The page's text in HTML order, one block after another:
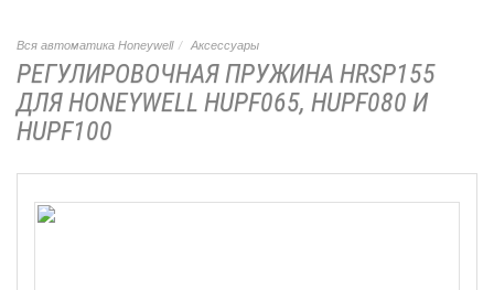
Вся автоматика Honeywell Аксессуары
РЕГУЛИРОВОЧНАЯ ПРУЖИНА HRSP155
ДЛЯ HONEYWELL HUPF065, HUPF080 И
HUPF100